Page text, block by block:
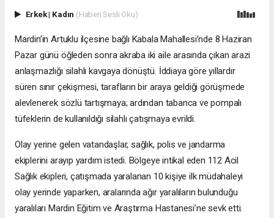
Erkek| Kadın (Haberi Sesli Oku)
Mardin’in Artuklu ilçesine bağlı Kabala Mahallesi’nde 8 Haziran
Pazar günü öğleden sonra akraba iki aile arasında çıkan arazi
anlaşmazlığı silahlı kavgaya dönüştü. İddiaya göre yıllardır
süren sınır çekişmesi, tarafların bir araya geldiği görüşmede
alevlenerek sözlü tartışmaya; ardından tabanca ve pompalı
tüfeklerin de kullanıldığı silahlı çatışmaya evrildi.
Olay yerine gelen vatandaşlar, sağlık, polis ve jandarma
ekiplerini arayıp yardım istedi. Bölgeye intikal eden 112 Acil
Sağlık ekipleri, çatışmada yaralanan 10 kişiye ilk müdahaleyi
olay yerinde yaparken, aralarında ağır yaralıların bulunduğu
yaralıları Mardin Eğitim ve Araştırma Hastanesi’ne sevk etti.